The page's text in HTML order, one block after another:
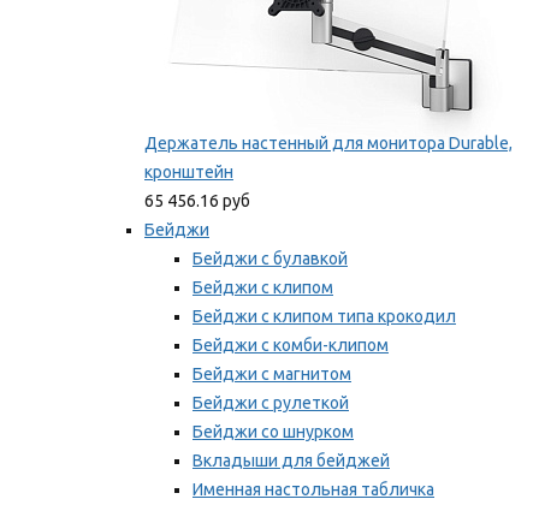
Держатель настенный для монитора Durable,
кронштейн
65 456.16 руб
Бейджи
Бейджи с булавкой
Бейджи с клипом
Бейджи с клипом типа крокодил
Бейджи с комби-клипом
Бейджи с магнитом
Бейджи с рулеткой
Бейджи со шнурком
Вкладыши для бейджей
Именная настольная табличка